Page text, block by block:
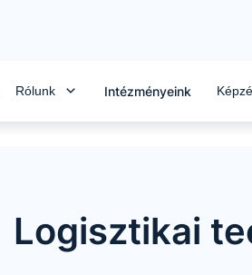
Intézményeink
Logisztikai